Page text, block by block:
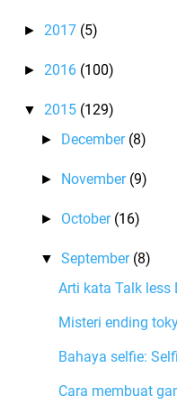
► 2017 (5)
► 2016 (100)
▼ 2015 (129)
► December (8)
► November (9)
► October (16)
▼September (8)
Arti kata Talk less
Misteri ending
Bahaya selfie:
Cara membuat